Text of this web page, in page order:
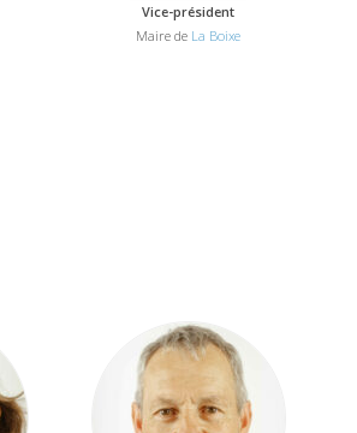
Vice-président
Maire de La Boixe